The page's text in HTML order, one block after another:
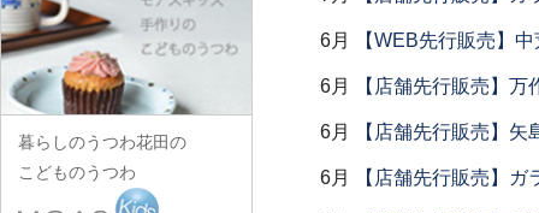
6月 【WEB先行販売】
6月 【店舗先行販売】万
6月 【店舗先行販売】
6月 【店舗先行販売】ガ
伊賀焼土楽
池島直人
池島仁美
生島賢
生島明水
川村宏樹
幹山繁太
季更器窯
岸野寛
北野敏一（犀ノ音窯）
志村睦彦
城進
菅原博之
杉本太郎
田中佐和子
谷口嘉
谷永太郎
玉山保男
中村幸一郎
d.Tam 中村孝子/桃子
中村智美
中村真紀
中山孝志
名古路英介
羽生直記
林京子
林拓児
原口潔
原田七重
松浦ナオコ
松葉勇輝
松本郁美
松本優樹
松本良夫
山口利枝
山崎葉
山田洋次
山田隆太郎
山中恵介
渡辺信史
渡邊心平
暮らしのうつわ花田の
こどものうつわ